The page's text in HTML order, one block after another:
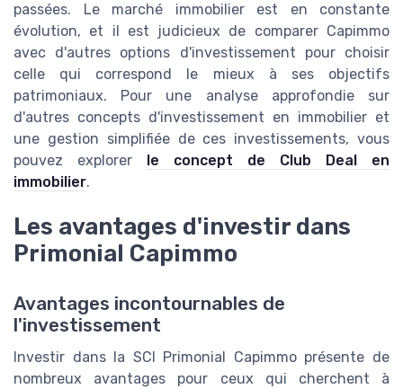
passées. Le marché immobilier est en constante
évolution, et il est judicieux de comparer Capimmo
avec d'autres options d'investissement pour choisir
celle qui correspond le mieux à ses objectifs
patrimoniaux. Pour une analyse approfondie sur
d'autres concepts d'investissement en immobilier et
une gestion simplifiée de ces investissements, vous
pouvez explorer le concept de Club Deal en
immobilier.
Les avantages d'investir dans
Primonial Capimmo
Avantages incontournables de
l'investissement
Investir dans la SCI Primonial Capimmo présente de
nombreux avantages pour ceux qui cherchent à